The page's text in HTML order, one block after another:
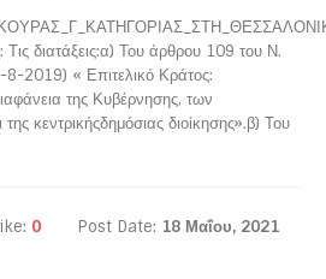
διατάξεις:α) Του άρθρου 109 του Ν.
« Επιτελικό Κράτος:
της Κυβέρνησης, των
κεντρικήςδημόσιας διοίκησης».β) Του
0 Post Date: 18 Μαΐου, 2021